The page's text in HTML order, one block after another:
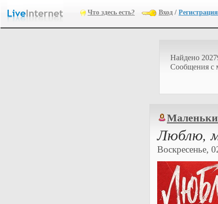
Что здесь есть? Вход / Регистрация
Найдено
Cообщения с
Люблю,
Воскресенье,